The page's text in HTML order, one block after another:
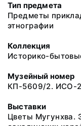
Тип предмета
Предметы
этнографии
Коллекция
Историко-
Музейный номер
КП-5609/2. ИСО-
Выставки
Цветы Мугунхва.